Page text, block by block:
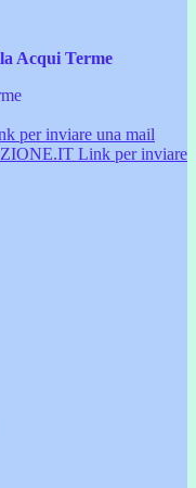
Acqui Terme
per inviare una mail
Link per inviare